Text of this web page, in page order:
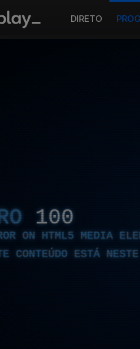
DIRETO
100
ON HTML5 MEDIA
CONTEÚDO ESTÁ